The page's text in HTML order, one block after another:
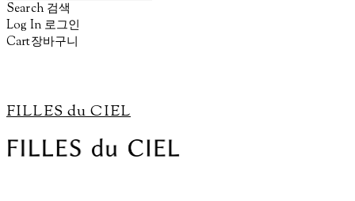
Search 검색
Log In 로그인
Cart장바구니
FILLES du CIEL